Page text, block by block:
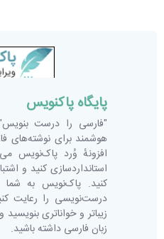
پایگاه پاکنویس
"فارسی را درست
هوشمند برای
افزونهٔ وُرد پاک‌نویس
استانداردسازی کنید و
کنید. پاک‌نویس به
درست‌نویسی را رعایت
زیباتر و خواناتری
زبان فارسی داشته باشید.